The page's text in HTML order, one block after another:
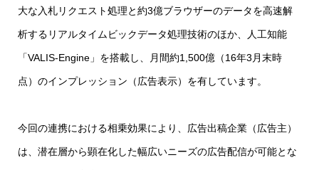
大な入札リクエスト処理と約3億ブラウザーのデータを高速解
析するリアルタイムビックデータ処理技術のほか、人工知能
「VALIS-Engine」を搭載し、月間約1,500億（16年3月末時
点）のインプレッション（広告表示）を有しています。
今回の連携における相乗効果により、広告出稿企業（広告主）
は、潜在層から顕在化した幅広いニーズの広告配信が可能とな